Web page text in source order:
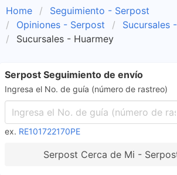
Home
Seguimiento - Serpost
Opiniones - Serpost
Sucursales
Sucursales - Huarmey
Serpost Seguimiento de envío
Ingresa el No. de guía (número de rastreo)
ex. RE101722170PE
Serpost Cerca de Mi -